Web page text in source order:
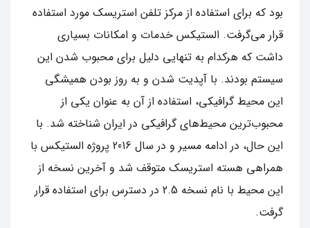
بود که برای استفاده از مرکز تلفن استریسک مورد استفاده
قرار می‌گرفت. الستیکس خدمات و امکانات بسیاری
داشت که هرکدام به تنهایی دلیل برای محبوب شدن این
سیستم بودند. با آپدیت شدن و به روز بودن همیشگی
این محیط گرافیکی، استفاده از آن به عنوان یکی از
محبوب‌ترین محیط‌های گرافیکی در ایران شناخته شد. با
این حال، در ادامه مسیر و در سال 2016 پروژه الستیکس با
همراهی هسته استریسک متوقف شد و آخرین نسخه از
این محیط با نام نسخه 2.5 در دسترس برای استفاده قرار
گرفت.